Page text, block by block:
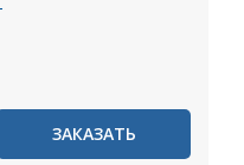
ЗАКАЗАТЬ